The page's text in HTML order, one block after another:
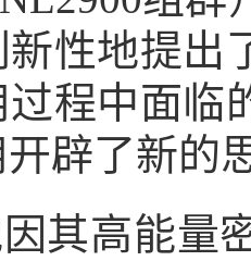
新性地提出
过程中面临
辟了新的
其高能量